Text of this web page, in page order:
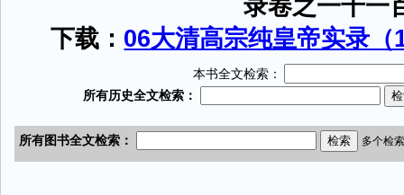
录卷之一千一
下载： 06大清高宗纯皇帝实录
本书全文检索：